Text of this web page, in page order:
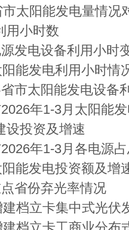
太阳能发电量情况
用小时数
发电设备利用小时
能发电利用小时情
市太阳能发电设备
年1-3月太阳能
设投资及增速
年1-3月各电源
能发电投资额及增
省份弃光率情况
档立卡集中式光